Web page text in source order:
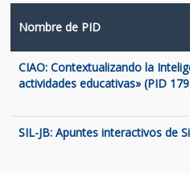
Nombre de PID
CIAO: Contextualizando la
actividades educativas» (PID
SIL-JB: Apuntes interactivos de